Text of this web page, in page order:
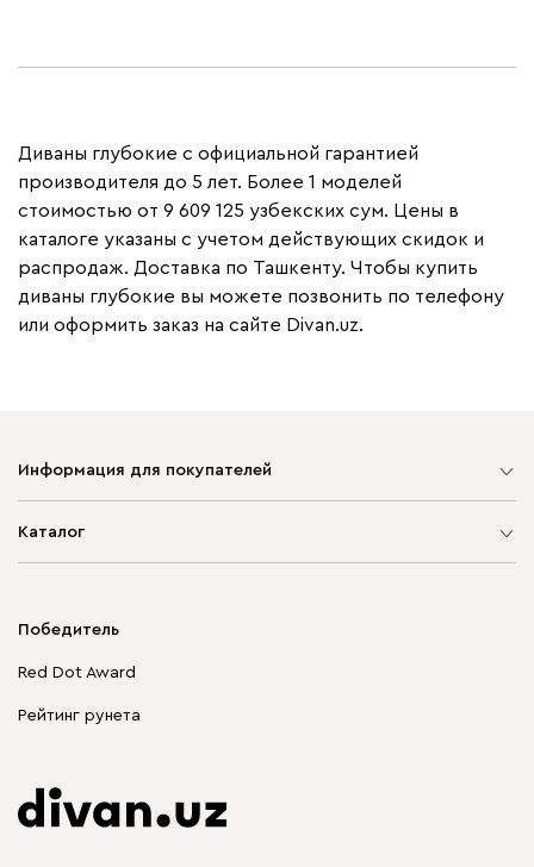
Диваны глубокие с официальной гарантией
производителя до 5 лет. Более 1 моделей
стоимостью от 9 609 125 узбекских сум. Цены в
каталоге указаны с учетом действующих скидок и
распродаж. Доставка по Ташкенту. Чтобы купить
диваны глубокие вы можете позвонить по телефону
или оформить заказ на сайте Divan.uz.
Информация для покупателей
Каталог
Корпусная мебель
Столы и стулья
Победитель
Red Dot Award
Рейтинг рунета